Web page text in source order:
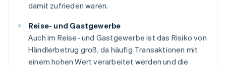
damit zufrieden waren.
Reise- und Gastgewerbe
Auch im Reise- und Gastgewerbe ist das Risiko von
Händlerbetrug groß, da häufig Transaktionen mit
einem hohen Wert verarbeitet werden und die